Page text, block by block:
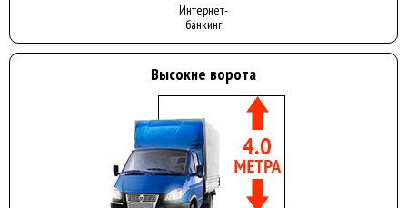
Интернет-
банкинг
Высокие ворота